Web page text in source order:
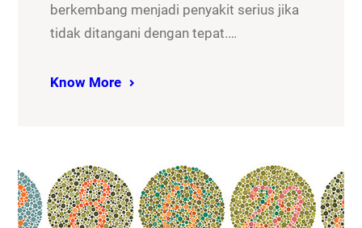
berkembang menjadi penyakit serius jika
tidak ditangani dengan tepat.…
Know More